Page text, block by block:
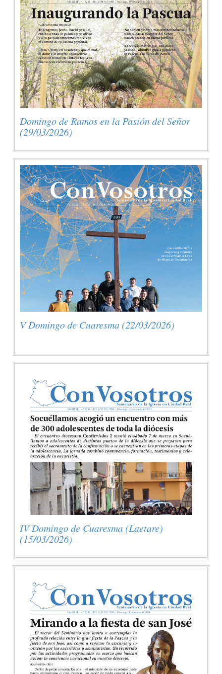
Domingo de Ramos en la Pasión del Señor
(29/03/2026)
V Domingo de Cuaresma (22/03/2026)
IV Domingo de Cuaresma (Laetare)
(15/03/2026)